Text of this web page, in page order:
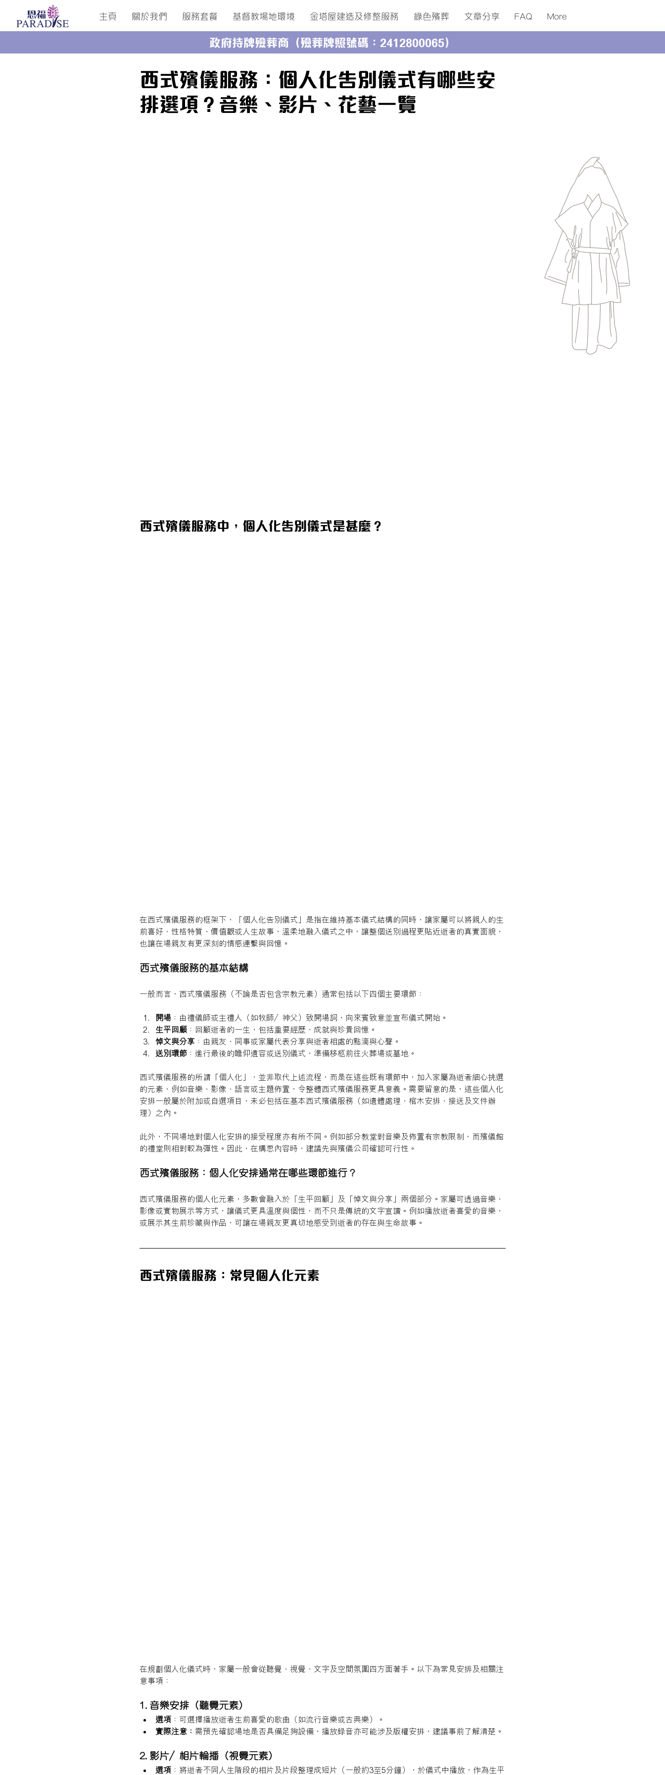
主頁 關於我們 服務套餐 基督教場地環境 金塔屋建造及修整服務 綠色殯葬 ​文章分享 FAQ More
政府持牌殮葬商（殮葬牌照號碼：2412800065）
西式殯儀服務：個人化告別儀式有哪些安
排選項？音樂、影片、花藝一覽
西式殯儀服務中，個人化告別儀式是甚麼？
在西式殯儀服務的框架下，「個人化告別儀式」是指在維持基本儀式結構的同時，讓家屬可以將親人的生
前喜好、性格特質、價值觀或人生故事，溫柔地融入儀式之中，讓整個送別過程更貼近逝者的真實面貌，
也讓在場親友有更深刻的情感連繫與回憶。
西式殯儀服務的基本結構
一般而言，西式殯儀服務（不論是否包含宗教元素）通常包括以下四個主要環節：
開場 ：由禮儀師或主禮人（如牧師／神父）致開場詞，向來賓致意並宣布儀式開始。
生平回顧 ：回顧逝者的一生，包括重要經歷、成就與珍貴回憶。
悼文與分享 ：由親友、同事或家屬代表分享與逝者相處的點滴與心聲。
送別環節 ：進行最後的瞻仰遺容或送別儀式，準備移柩前往火葬場或墓地。
西式殯儀服務的所謂「個人化」，並非取代上述流程，而是在這些既有環節中，加入家屬為逝者細心挑選
的元素，例如音樂、影像、語言或主題佈置，令整體西式殯儀服務更具意義。需要留意的是，這些個人化
安排一般屬於附加或自選項目，未必包括在基本西式殯儀服務（如遺體處理、棺木安排、接送及文件辦
理）之內。
此外，不同場地對個人化安排的接受程度亦有所不同。例如部分教堂對音樂及佈置有宗教限制，而殯儀館
的禮堂則相對較為彈性。因此，在構思內容時，建議先與殯儀公司確認可行性。
西式殯儀服務：個人化安排通常在哪些環節進行？
西式殯儀服務的個人化元素，多數會融入於「生平回顧」及「悼文與分享」兩個部分。家屬可透過音樂、
影像或實物展示等方式，讓儀式更具溫度與個性，而不只是傳統的文字宣讀。例如播放逝者喜愛的音樂，
或展示其生前珍藏與作品，可讓在場親友更真切地感受到逝者的存在與生命故事。
西式殯儀服務：常見個人化元素
在規劃個人化儀式時，家屬一般會從聽覺、視覺、文字及空間氛圍四方面著手。以下為常見安排及相關注
意事項：
1. 音樂安排（聽覺元素）
選項 ：可選擇播放逝者生前喜愛的歌曲（如流行音樂或古典樂）。
實際注意： 需預先確認場地是否具備足夠設備，播放錄音亦可能涉及版權安排，建議事前了解清楚。
2. 影片／相片輪播（視覺元素）
選項 ：將逝者不同人生階段的相片及片段整理成短片（一般約3至5分鐘），於儀式中播放，作為生平